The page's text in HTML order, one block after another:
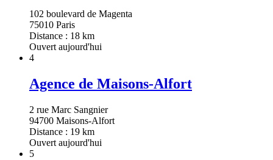
102 boulevard de Magenta
75010 Paris
Distance : 18 km
Ouvert aujourd'hui
4
Agence de Maisons-Alfort
2 rue Marc Sangnier
94700 Maisons-Alfort
Distance : 19 km
Ouvert aujourd'hui
5